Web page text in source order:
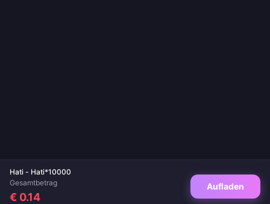
Hati - Hati*10000
Gesamtbetrag
€ 0.14
Aufladen